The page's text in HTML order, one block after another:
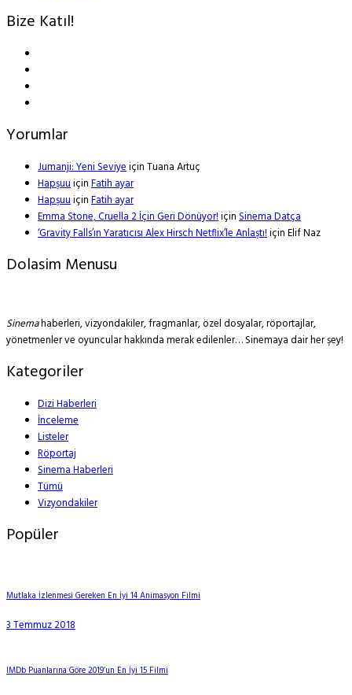
Bize Katıl!
Yorumlar
Jumanji: Yeni SeviyeiçinTuana Artuç
HapşuuiçinFatih ayar
HapşuuiçinFatih ayar
Emma Stone, Cruella 2 İçin Geri Dönüyor!içinSinema Datça
‘Gravity Falls’ın Yaratıcısı Alex Hirsch Netflix’le Anlaştı!içinElif Naz
Dolasim Menusu
Sinemahaberleri, vizyondakiler, fragmanlar, özel dosyalar, röportajlar,
yönetmenler ve oyuncular hakkında merak edilenler… Sinemaya dair her şey!
Kategoriler
Dizi Haberleri
İnceleme
Listeler
Röportaj
Sinema Haberleri
Tümü
Vizyondakiler
Popüler
Mutlaka İzlenmesi Gereken En İyi 14 Animasyon Filmi
3 Temmuz 2018
IMDb Puanlarına Göre 2019’un En İyi 15 Filmi